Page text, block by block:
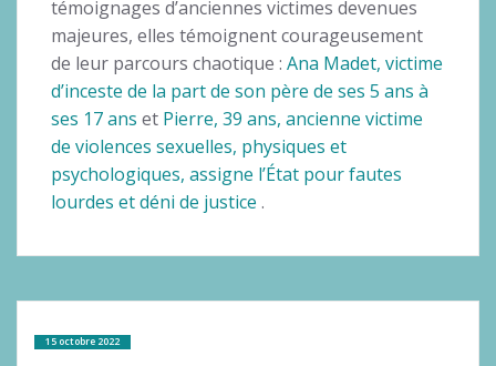
témoignages d’anciennes victimes devenues
majeures, elles témoignent courageusement
de leur parcours chaotique : Ana Madet, victime
d’inceste de la part de son père de ses 5 ans à
ses 17 ans et Pierre, 39 ans, ancienne victime
de violences sexuelles, physiques et
psychologiques, assigne l’État pour fautes
lourdes et déni de justice .
15 octobre 2022